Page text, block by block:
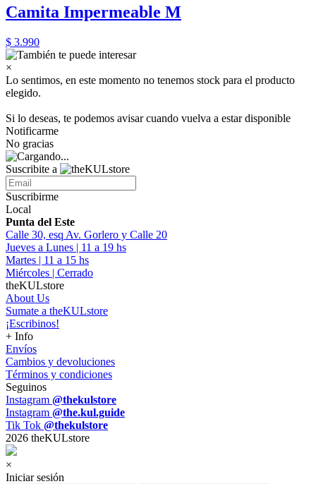
Camita Impermeable M
$ 3.990
×
Lo sentimos, en este momento no tenemos stock para el producto
elegido.
Si lo deseas, te podemos avisar cuando vuelva a estar disponible
Notificarme
No gracias
Suscribite a
Suscribirme
Local
Punta del Este
Calle 30, esq Av. Gorlero y Calle 20
Jueves a Lunes | 11 a 19 hs
Martes | 11 a 15 hs
Miércoles | Cerrado
theKULstore
About Us
Sumate a theKULstore
¡Escribinos!
+ Info
Envíos
Cambios y devoluciones
Términos y condiciones
Seguinos
Instagram @thekulstore
Instagram @the.kul.guide
Tik Tok @thekulstore
2026 theKULstore
×
Iniciar sesión